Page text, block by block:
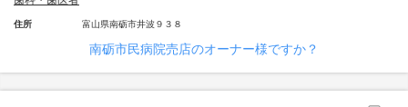
住所 富山県南砺市井波９３８
南砺市民病院売店のオーナー様ですか？